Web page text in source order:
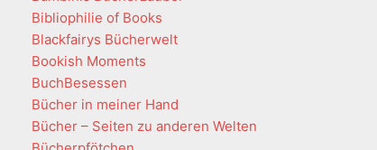
Bibliophilie of Books
Blackfairys Bücherwelt
Bookish Moments
BuchBesessen
Bücher in meiner Hand
Bücher – Seiten zu anderen Welten